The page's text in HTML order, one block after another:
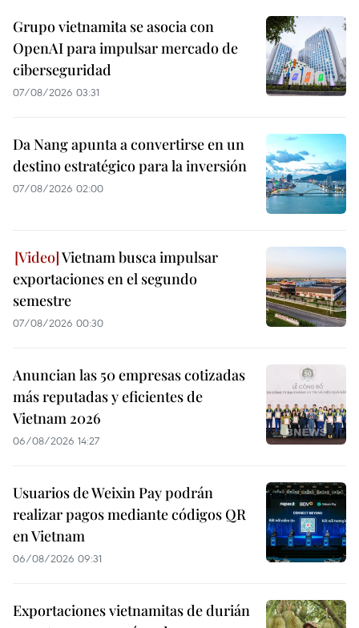
Grupo vietnamita se asocia con
OpenAI para impulsar mercado de
ciberseguridad
07/08/2026 03:31
Da Nang apunta a convertirse en un
destino estratégico para la inversión
07/08/2026 02:00
Vietnam busca impulsar
exportaciones en el segundo
semestre
07/08/2026 00:30
Anuncian las 50 empresas cotizadas
más reputadas y eficientes de
Vietnam 2026
06/08/2026 14:27
Usuarios de Weixin Pay podrán
realizar pagos mediante códigos QR
en Vietnam
06/08/2026 09:31
Exportaciones vietnamitas de durián